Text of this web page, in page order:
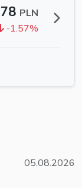
PLN
-1.57%
05.08.2026